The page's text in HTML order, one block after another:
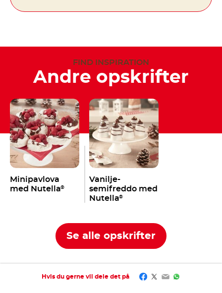
FIND INSPIRATION
Andre opskrifter
Minipavlova
med Nutella®
Vanilje-
semifreddo med
Nutella®
Se alle opskrifter
Hvis du gerne vil dele det på Facebook
Twitter
EmailWhatsApp